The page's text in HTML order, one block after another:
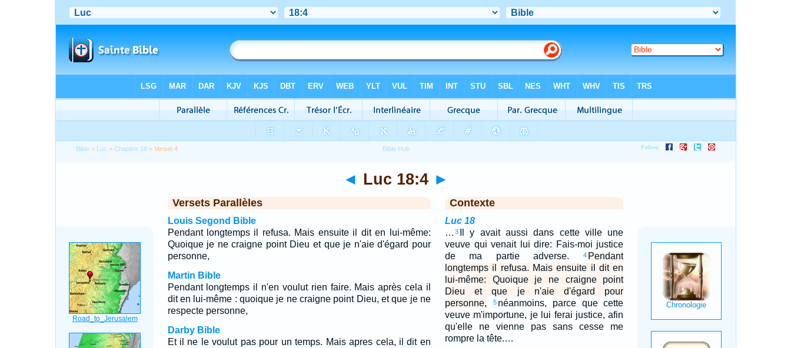
Bible > Luc >Chapitre 18 > Verset 4
◄ Luc 18:4 ►
Versets Parallèles
Louis Segond Bible
Pendant longtemps il refusa. Mais ensuite il dit en lui-même:
Quoique je ne craigne point Dieu et que je n'aie d'égard pour
personne,
Martin Bible
Pendant longtemps il n'en voulut rien faire. Mais après cela il
dit en lui-même : quoique je ne craigne point Dieu, et que je ne
respecte personne,
Darby Bible
Et il ne le voulut pas pour un temps. Mais apres cela, il dit en
Contexte
Luc 18
… 3
Il y avait aussi dans cette ville une
veuve qui venait lui dire: Fais-moi justice
de ma partie adverse.
4 Pendant
longtemps il refusa. Mais ensuite il dit en
lui-même: Quoique je ne craigne point
Dieu et que je n'aie d'égard pour
personne,
5 néanmoins, parce que cette
veuve m'importune, je lui ferai justice, afin
qu'elle ne vienne pas sans cesse me
rompre la tête.…